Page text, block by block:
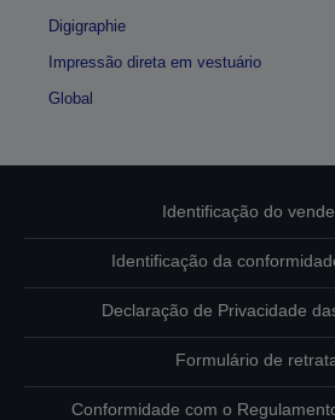
Digigraphie
Impressão direta em vestuário
Global
Identificação do
Identificação da
Declaração de Privacidade
Formulário de
Conformidade com o